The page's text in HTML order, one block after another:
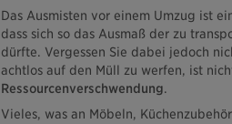
Das Ausmisten vor einem Umzug ist
dass sich so das Ausmaß der zu
dürfte. Vergessen Sie dabei jedoch
achtlos auf den Müll zu werfen, ist
Ressourcenverschwendung.
Vieles, was an Möbeln,